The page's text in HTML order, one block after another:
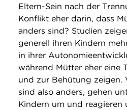
Eltern-Sein nach der
Konflikt eher darin, dass
anders sind? Studien
generell ihren Kindern
in ihrer
während Mütter eher eine
und zur Behütung zeigen.
sind also anders, gehen
Kindern um und reagieren